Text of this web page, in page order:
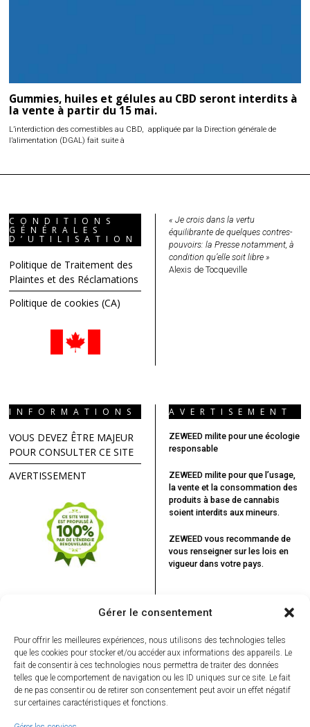
Gérer le consentement
Pour offrir les meilleures expériences, nous utilisons des technologies telles
que les cookies pour stocker et/ou accéder aux informations des appareils. Le
fait de consentir à ces technologies nous permettra de traiter des données
telles que le comportement de navigation ou les ID uniques sur ce site. Le fait
de ne pas consentir ou de retirer son consentement peut avoir un effet négatif
sur certaines caractéristiques et fonctions.
PAR...
Une étude
allemande démontre
que le cannabis
thérapeutique
réduit la
Gummies, huiles et gélules au CBD seront interdits à
la vente à partir du 15 mai.
L’interdiction des comestibles au CBD, appliquée par la Direction générale de
l’alimentation (DGAL) fait suite à
CONDITIONS
GÉNÉRALES
D’UTILISATION
Politique de Traitement des
Plaintes et des Réclamations
Politique de cookies (CA)
« Je crois dans la vertu
équilibrante de quelques contres-
pouvoirs: la Presse notamment, à
condition qu’elle soit libre »
Alexis de Tocqueville
INFORMATIONS
VOUS DEVEZ ÊTRE MAJEUR
POUR CONSULTER CE SITE
AVERTISSEMENT
AVERTISEMENT
ZEWEED milite pour une écologie
responsable
ZEWEED milite pour que l’usage,
la vente et la consommation des
produits à base de cannabis
soient interdits aux mineurs.
ZEWEED vous recommande de
vous renseigner sur les lois en
vigueur dans votre pays.